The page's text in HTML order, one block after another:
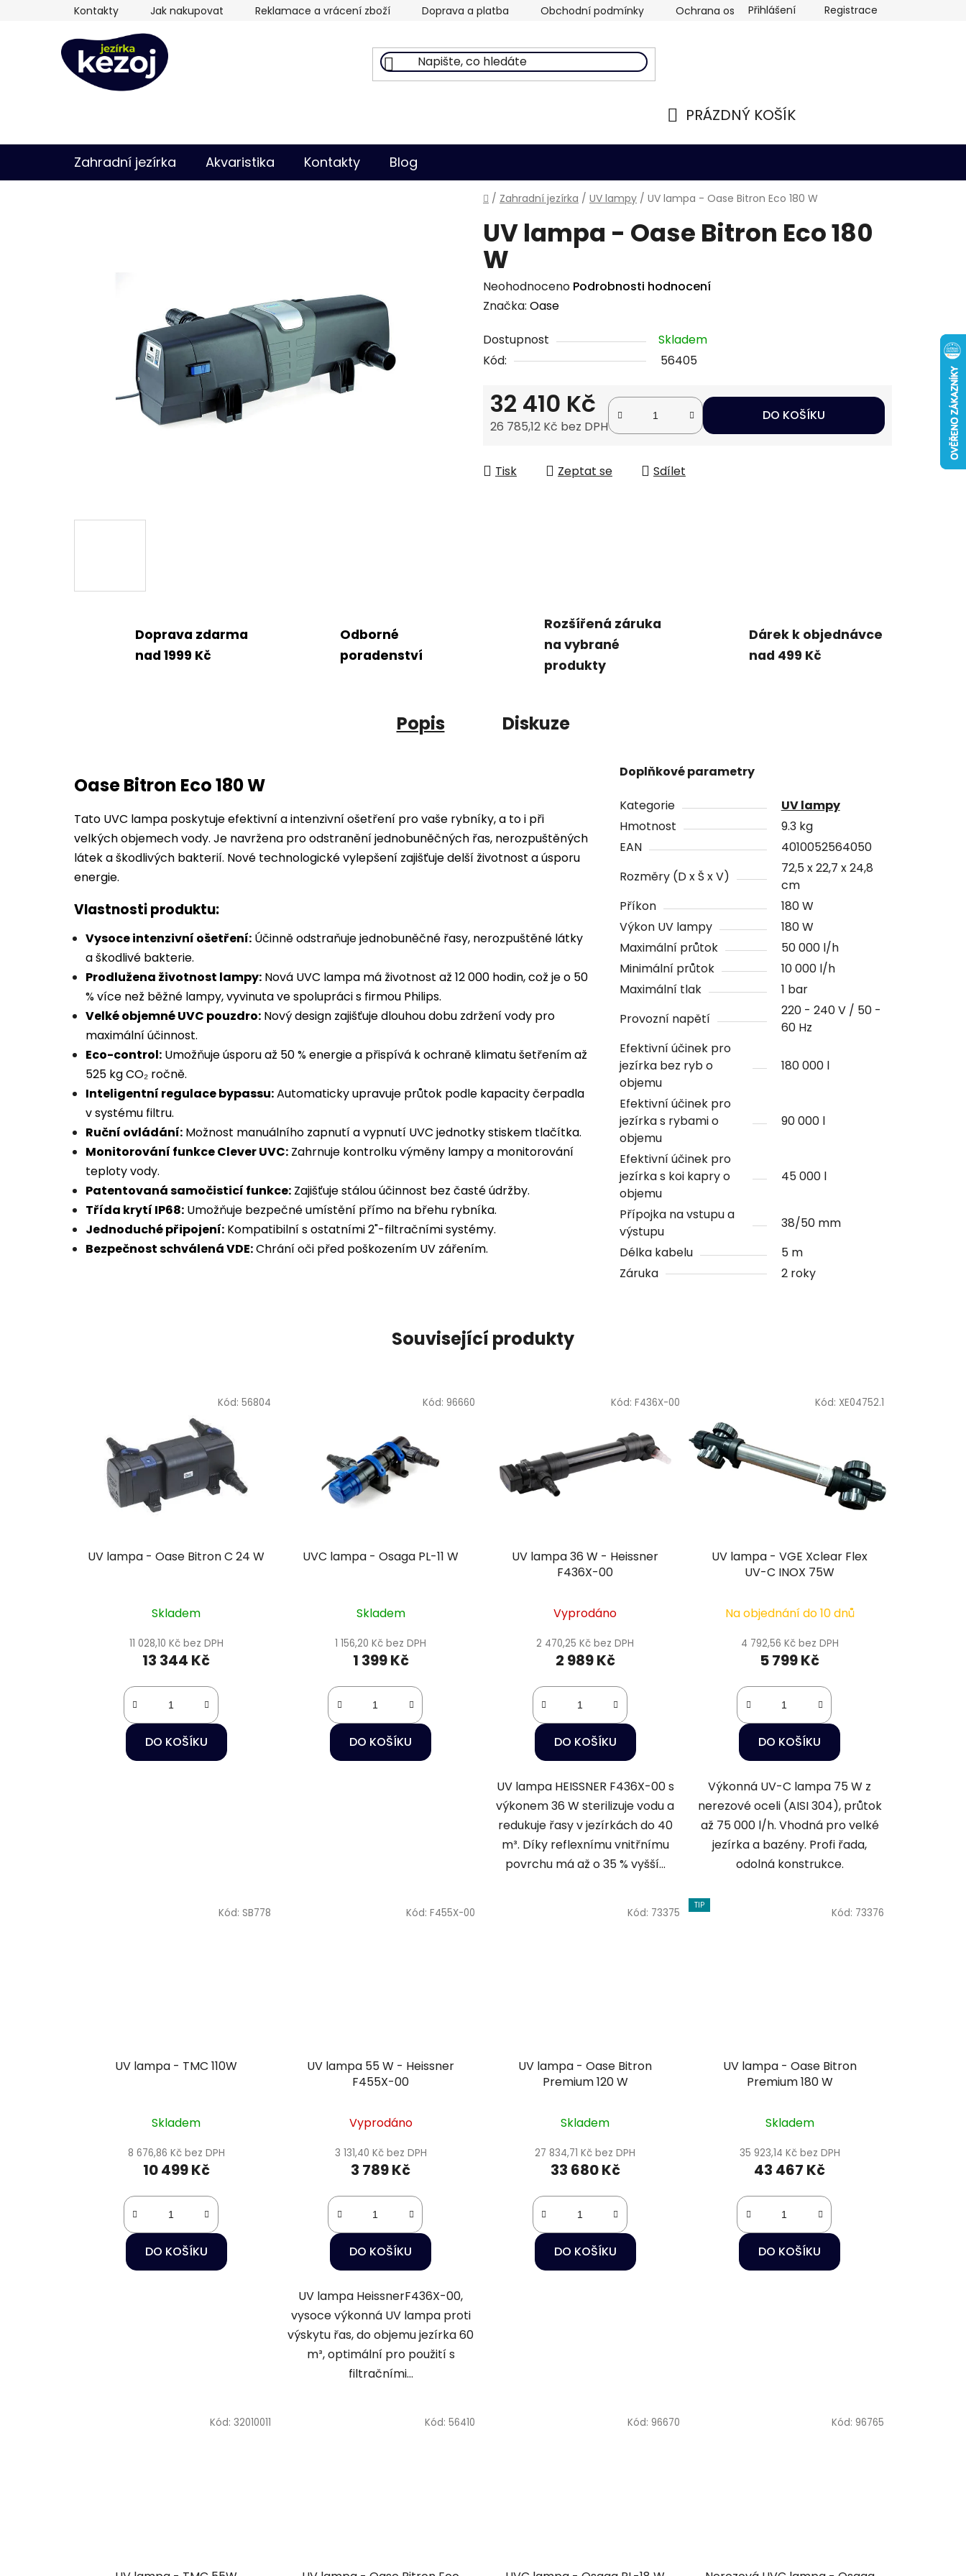
Kontakty Jak nakupovat Reklamace a vrácení zboží Doprava a platba Obchodní podmínky Ochrana osobních údajů
Přihlášení Registrace
PRÁZDNÝ KOŠÍK
Zahradní jezírka Akvaristika Kontakty Blog
Domů
/ Zahradní jezírka / UV lampy / UV lampa - Oase Bitron Eco 180 W
UV lampa - Oase Bitron Eco 180
W
Průměrné
hodnocení
je
0,0
hvězdiček.
Neohodnoceno Podrobnosti hodnocení
Značka: Oase
Dostupnost
Skladem
Kód:
56405
32 410 Kč
26 785,12 Kč bez DPH
DO KOŠÍKU
Tisk Zeptat se Sdílet
Doprava zdarma
nad 1999 Kč
Odborné
poradenství
Rozšířená záruka
na vybrané
produkty
Dárek k objednávce
nad 499 Kč
Popis Diskuze
Oase Bitron Eco 180 W
Tato UVC lampa poskytuje efektivní a intenzivní ošetření pro vaše rybníky, a to i při
velkých objemech vody. Je navržena pro odstranění jednobuněčných řas, nerozpuštěných
látek a škodlivých bakterií. Nové technologické vylepšení zajišťuje delší životnost a úsporu
energie.
Vlastnosti produktu:
Vysoce intenzivní ošetření: Účinně odstraňuje jednobuněčné řasy, nerozpuštěné látky
a škodlivé bakterie.
Prodlužena životnost lampy: Nová UVC lampa má životnost až 12 000 hodin, což je o 50
% více než běžné lampy, vyvinuta ve spolupráci s firmou Philips.
Velké objemné UVC pouzdro: Nový design zajišťuje dlouhou dobu zdržení vody pro
maximální účinnost.
Eco-control: Umožňuje úsporu až 50 % energie a přispívá k ochraně klimatu šetřením až
525 kg CO₂ ročně.
Inteligentní regulace bypassu:Automaticky upravuje průtok podle kapacity čerpadla
v systému filtru.
Ruční ovládání: Možnost manuálního zapnutí a vypnutí UVC jednotky stiskem tlačítka.
Monitorování funkce Clever UVC: Zahrnuje kontrolku výměny lampy a monitorování
teploty vody.
Patentovaná samočisticí funkce: Zajišťuje stálou účinnost bez časté údržby.
Třída krytí IP68: Umožňuje bezpečné umístění přímo na břehu rybníka.
Jednoduché připojení: Kompatibilní s ostatními 2"-filtračními systémy.
Bezpečnost schválená VDE:Chrání oči před poškozením UV zářením.
Doplňkové parametry
Kategorie
UV lampy
Hmotnost
9.3 kg
EAN
4010052564050
Rozměry (D x Š x V)
72,5 x 22,7 x 24,8
cm
Příkon
180 W
Výkon UV lampy
180 W
Maximální průtok
50 000 l/h
Minimální průtok
10 000 l/h
Maximální tlak
1 bar
Provozní napětí
220 - 240 V / 50 -
60 Hz
Efektivní účinek pro
jezírka bez ryb o
objemu
180 000 l
Efektivní účinek pro
jezírka s rybami o
objemu
90 000 l
Efektivní účinek pro
jezírka s koi kapry o
objemu
45 000 l
Přípojka na vstupu a
výstupu
38/50 mm
Délka kabelu
5 m
Záruka
2 roky
Související produkty
UV lampa - Oase Bitron C 24 W
Skladem
11 028,10 Kč bez DPH
13 344 Kč
DO KOŠÍKU
Kód: 56804
UVC lampa - Osaga PL-11 W
Skladem
1 156,20 Kč bez DPH
1 399 Kč
DO KOŠÍKU
Kód: 96660
UV lampa 36 W - Heissner
F436X-00
Vyprodáno
2 470,25 Kč bez DPH
2 989 Kč
DO KOŠÍKU
UV lampa HEISSNER F436X-00 s
výkonem 36 W sterilizuje vodu a
redukuje řasy v jezírkách do 40
m³. Díky reflexnímu vnitřnímu
povrchu má až o 35 % vyšší...
Kód: F436X-00
UV lampa - VGE Xclear Flex
UV-C INOX 75W
Na objednání do 10 dnů
4 792,56 Kč bez DPH
5 799 Kč
DO KOŠÍKU
Výkonná UV-C lampa 75 W z
nerezové oceli (AISI 304), průtok
až 75 000 l/h. Vhodná pro velké
jezírka a bazény. Profi řada,
odolná konstrukce.
Kód: XE04752.1
UV lampa - TMC 110W
Skladem
8 676,86 Kč bez DPH
10 499 Kč
DO KOŠÍKU
Kód: SB778
UV lampa 55 W - Heissner
F455X-00
Vyprodáno
3 131,40 Kč bez DPH
3 789 Kč
DO KOŠÍKU
UV lampa HeissnerF436X-00,
vysoce výkonná UV lampa proti
výskytu řas, do objemu jezírka 60
m³, optimální pro použití s
filtračními...
Kód: F455X-00
UV lampa - Oase Bitron
Premium 120 W
Skladem
27 834,71 Kč bez DPH
33 680 Kč
DO KOŠÍKU
Kód: 73375
TIP
UV lampa - Oase Bitron
Premium 180 W
Skladem
35 923,14 Kč bez DPH
43 467 Kč
DO KOŠÍKU
Kód: 73376
Kód: 32010011 Kód: 56410 Kód: 96670 Kód: 96765